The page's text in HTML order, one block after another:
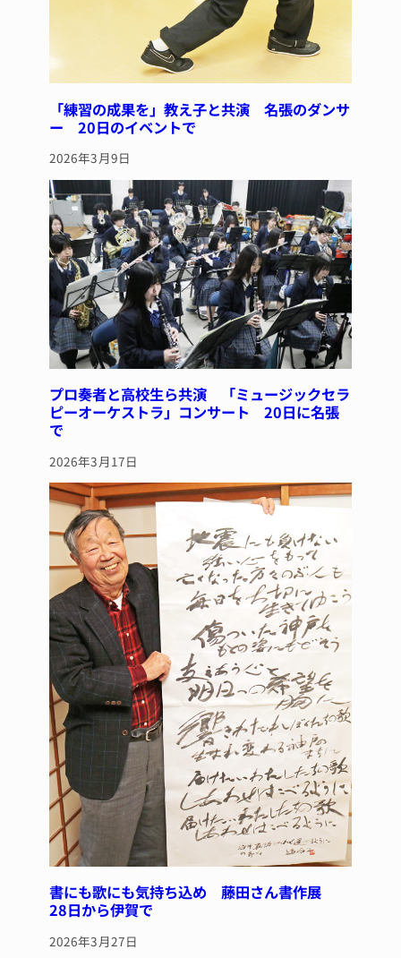
「練習の成果を」教え子と共演 名張のダンサ
ー 20日のイベントで
2026年3月9日
プロ奏者と高校生ら共演 「ミュージックセラ
ピーオーケストラ」コンサート 20日に名張
で
2026年3月17日
書にも歌にも気持ち込め 藤田さん書作展
28日から伊賀で
2026年3月27日